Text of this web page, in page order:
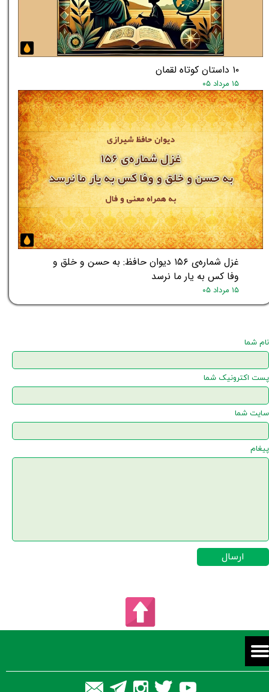
۱۰ داستان کوتاه لقمان
۱۵ مرداد ۰۵
غزل شماره‌ی ۱۵۶ دیوان حافظ: به حسن و خلق و
وفا کس به یار ما نرسد
۱۵ مرداد ۰۵
نام شما
پست اکترونیک شما
سایت شما
پیغام
ارسال